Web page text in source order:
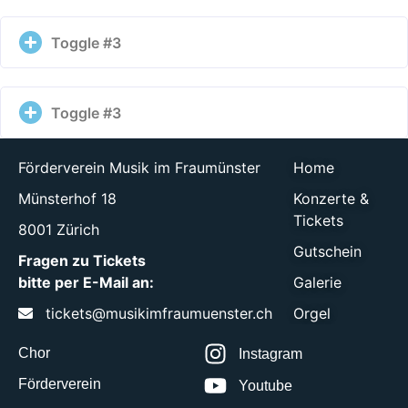
Toggle #3
Toggle #3
Förderverein Musik im Fraumünster
Münsterhof 18
8001 Zürich
Fragen zu Tickets
bitte per E-Mail an:
tickets@musikimfraumuenster.ch
Home
Konzerte &
Tickets
Gutschein
Galerie
Orgel
Chor
Förderverein
Instagram
Youtube